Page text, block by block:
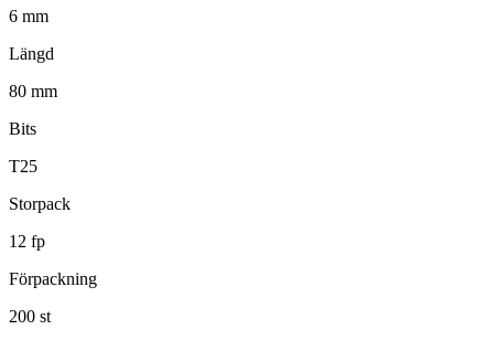
6 mm
Längd
80 mm
Bits
T25
Storpack
12 fp
Förpackning
200 st